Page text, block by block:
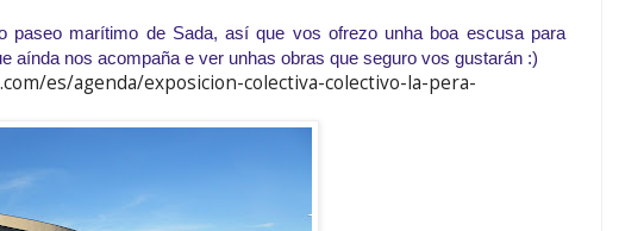
paseo marítimo de Sada, así que vos ofrezo unha boa escusa para
aínda nos acompaña e ver unhas obras que seguro vos gustarán :)
es/agenda/exposicion-colectiva-colectivo-la-pera-